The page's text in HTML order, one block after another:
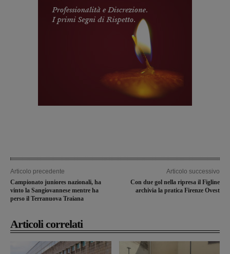
Articolo precedente
Campionato juniores nazionali, ha
vinto la Sangiovannese mentre ha
perso il Terranuova Traiana
Articolo successivo
Con due gol nella ripresa il Figline
archivia la pratica Firenze Ovest
Articoli correlati